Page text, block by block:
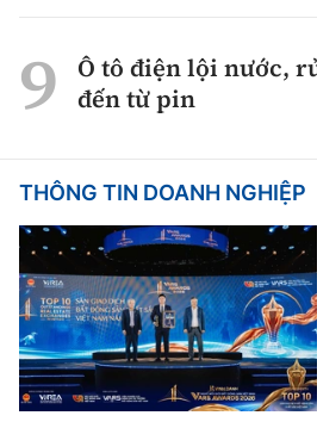
Ô tô điện lội nước,
đến từ pin
THÔNG TIN DOANH NGHIỆP